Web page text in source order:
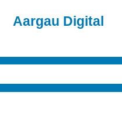
Aargau Digital